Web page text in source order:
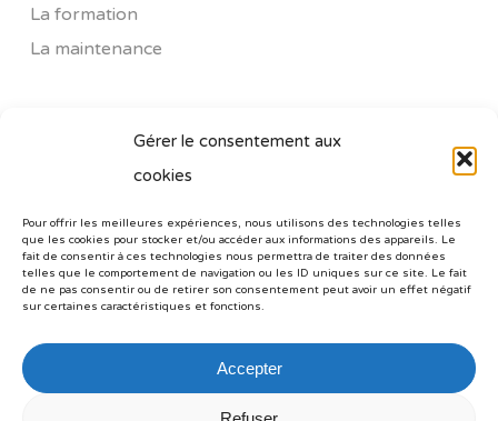
Gérer le consentement aux
cookies
Pour offrir les meilleures expériences, nous utilisons des technologies telles
que les cookies pour stocker et/ou accéder aux informations des appareils. Le
fait de consentir à ces technologies nous permettra de traiter des données
telles que le comportement de navigation ou les ID uniques sur ce site. Le fait
de ne pas consentir ou de retirer son consentement peut avoir un effet négatif
sur certaines caractéristiques et fonctions.
Accepter
La formation
La maintenance
SIÈGE SOCIAL ECUS
ZAC Quartier de la Loge - RN 141
16590 BRIE
Tél : +33 (0) 545 65 77 77
Fax: +33 (0) 535 54 28 82